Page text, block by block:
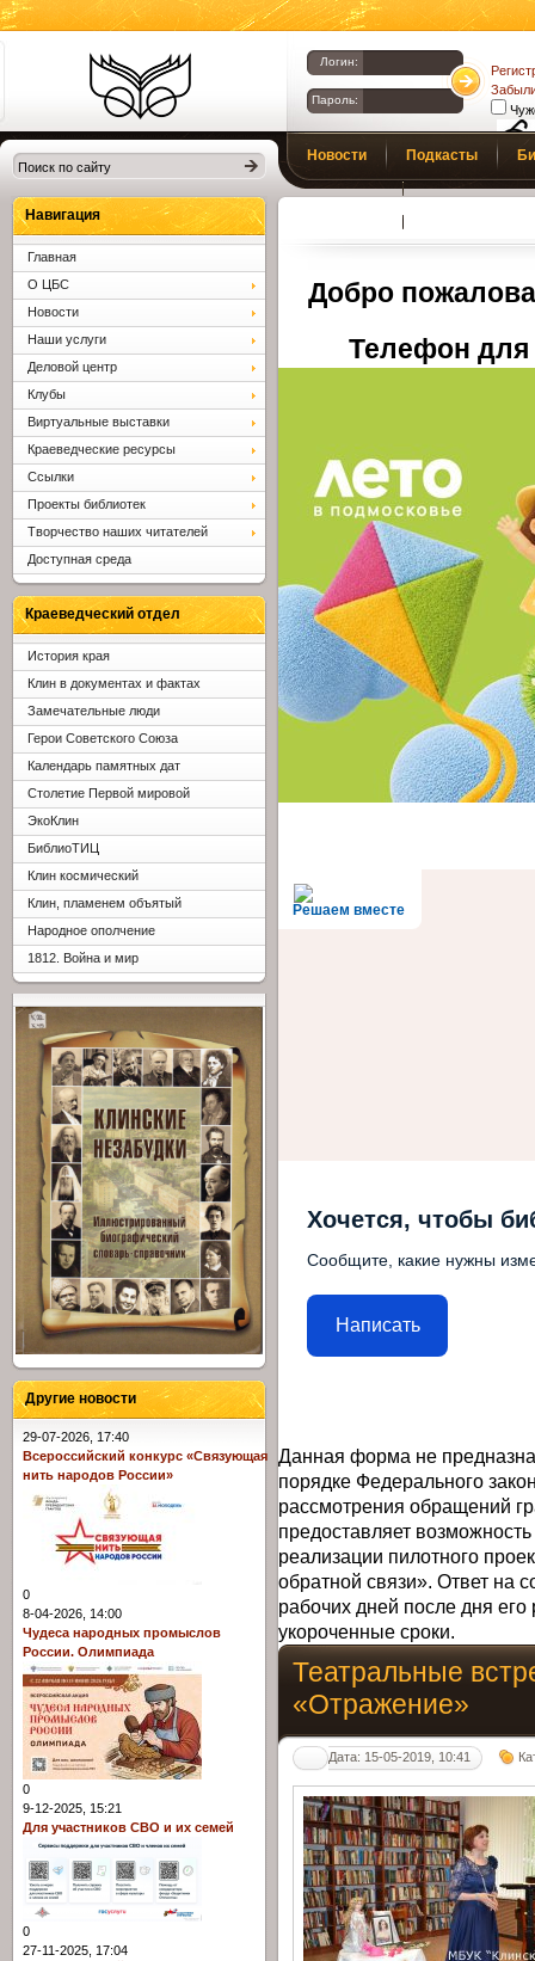
Библиотеки
Клина. Клинская
ЦБС.
Логин:
Пароль:
Новости Подкасты
Добро
Телефон для
Решаем вместе
Хочется, чтобы
Сообщите, какие нужны
Написать
Данная форма не
порядке Федерального
рассмотрения обращений
предоставляет
реализации пилотного
обратной связи». Ответ на
рабочих дней после дня
укороченные сроки.
Театральные
«Отражение»
Дата: 15-05-2019, 10:41
Навигация
Главная
О ЦБС
Новости
Наши услуги
Деловой центр
Клубы
Виртуальные выставки
Краеведческие ресурсы
Ссылки
Проекты библиотек
Творчество наших читателей
Доступная среда
Краеведческий отдел
История края
Клин в документах и фактах
Замечательные люди
Герои Советского Союза
Календарь памятных дат
Столетие Первой мировой
ЭкоКлин
БиблиоТИЦ
Клин космический
Клин, пламенем объятый
Народное ополчение
1812. Война и мир
Другие новости
29-07-2026, 17:40
Всероссийский конкурс «Связующая
нить народов России»
0
8-04-2026, 14:00
Чудеса народных промыслов
России. Олимпиада
0
9-12-2025, 15:21
Для участников СВО и их семей
0
27-11-2025, 17:04